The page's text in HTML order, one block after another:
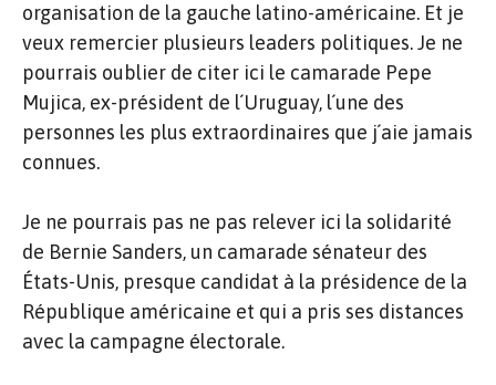
organisation de la gauche latino-américaine. Et je
veux remercier plusieurs leaders politiques. Je ne
pourrais oublier de citer ici le camarade Pepe
Mujica, ex-président de l´Uruguay, l´une des
personnes les plus extraordinaires que j´aie jamais
connues.
Je ne pourrais pas ne pas relever ici la solidarité
de Bernie Sanders, un camarade sénateur des
États-Unis, presque candidat à la présidence de la
République américaine et qui a pris ses distances
avec la campagne électorale.